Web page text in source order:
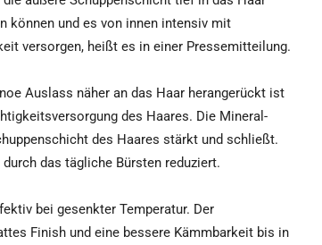
können und es von innen intensiv mit
versorgen, heißt es in einer Pressemitteilung.
Auslass näher an das Haar herangerückt ist
des Haares. Die Mineral-
des Haares stärkt und schließt.
das tägliche Bürsten reduziert.
bei gesenkter Temperatur. Der
Finish und eine bessere Kämmbarkeit bis in